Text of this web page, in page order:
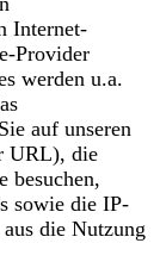
Internet-
Provider
werden u.a.
auf unseren
URL), die
besuchen,
sowie die IP-
die Nutzung